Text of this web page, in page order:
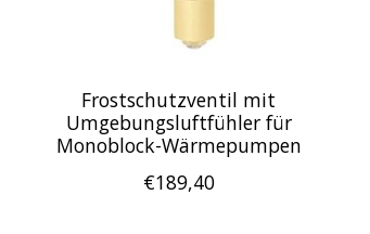
Frostschutzventil mit
Umgebungsluftfühler für
Monoblock-Wärmepumpen
€189,40